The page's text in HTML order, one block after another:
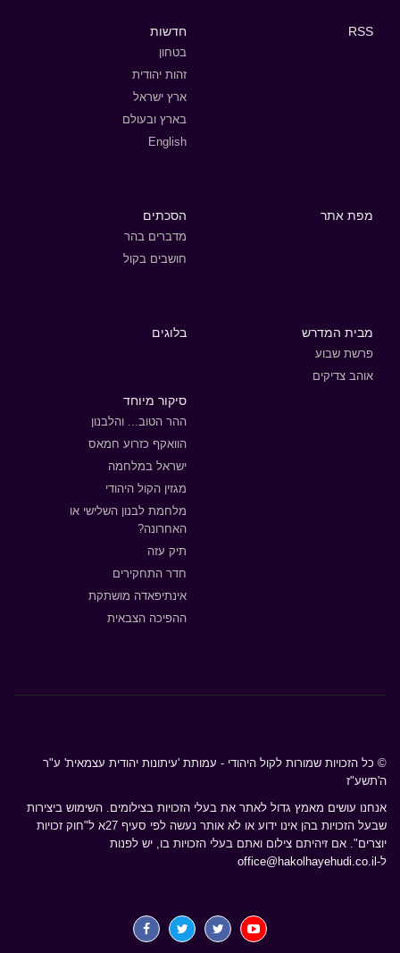
RSS חדשות
בטחון
זהות יהודית
ארץ ישראל
בארץ ובעולם
English
מפת אתר הסכתים
מדברים בהר
חושבים בקול
מבית המדרש
פרשת שבוע
אוהב צדיקים
בלוגים
סיקור מיוחד
ההר הטוב... והלבנון
הוואקף כזרוע חמאס
ישראל במלחמה
מגזין הקול היהודי
מלחמת לבנון השלישי או
האחרונה?
תיק עזה
חדר התחקירים
אינתיפאדה מושתקת
ההפיכה הצבאית
© כל הזכויות שמורות לקול היהודי - עמותת 'עיתונות יהודית עצמאית' ע"ר
ה'תשע"ז
אנחנו עושים מאמץ גדול לאתר את בעלי הזכויות בצילומים. השימוש ביצירות
שבעל הזכויות בהן אינו ידוע או לא אותר נעשה לפי סעיף 27א ל"חוק זכויות
יוצרים". אם זיהיתם צילום ואתם בעלי הזכויות בו, יש לפנות
ל- office@hakolhayehudi.co.il